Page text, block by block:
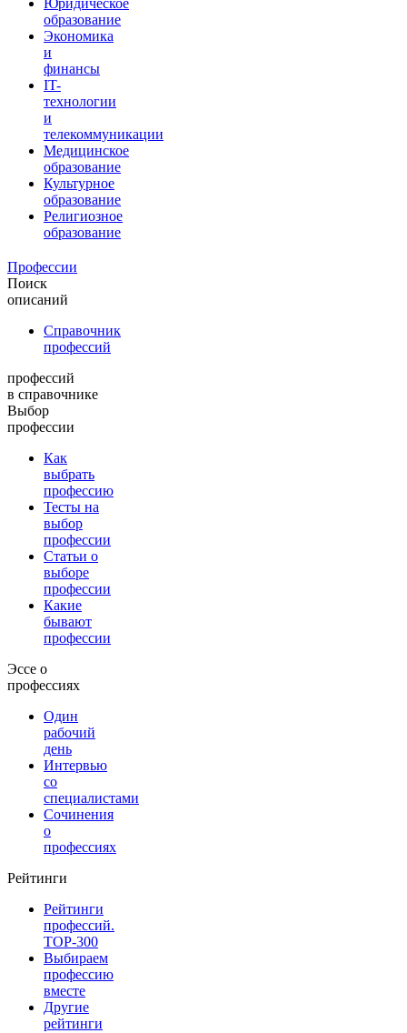
образование
Экономика
и
финансы
IT-
технологии
и
телекоммуникации
Медицинское
образование
Культурное
образование
Религиозное
образование
Профессии
Поиск
описаний
Справочник
профессий
профессий
в справочнике
Выбор
профессии
Как
выбрать
профессию
Тесты на
выбор
профессии
Статьи о
выборе
профессии
Какие
бывают
профессии
Эссе о
профессиях
Один
рабочий
день
Интервью
со
специалистами
Сочинения
о
профессиях
Рейтинги
Рейтинги
профессий.
TOP-300
Выбираем
профессию
вместе
Другие
рейтинги